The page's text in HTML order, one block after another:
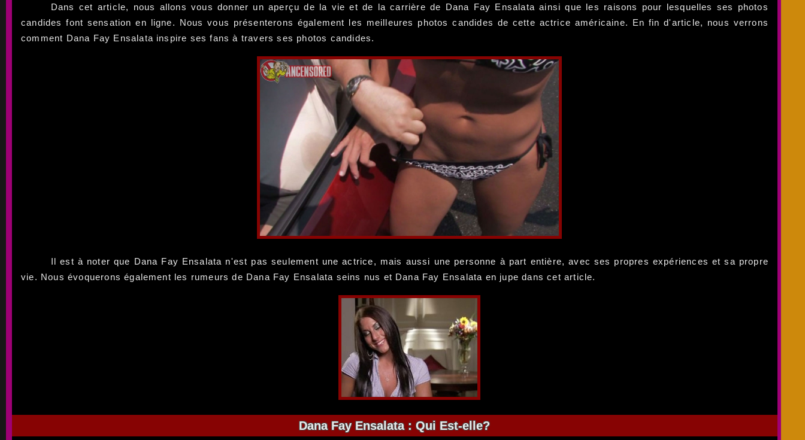
Dans cet article, nous allons vous donner un aperçu de la vie et de la carrière de Dana Fay Ensalata ainsi que les raisons pour lesquelles ses photos
candides font sensation en ligne. Nous vous présenterons également les meilleures photos candides de cette actrice américaine. En fin d'article, nous verrons
comment Dana Fay Ensalata inspire ses fans à travers ses photos candides.
Il est à noter que Dana Fay Ensalata n'est pas seulement une actrice, mais aussi une personne à part entière, avec ses propres expériences et sa propre
vie. Nous évoquerons également les rumeurs de Dana Fay Ensalata seins nus et Dana Fay Ensalata en jupe dans cet article.
Dana Fay Ensalata : Qui Est-elle?